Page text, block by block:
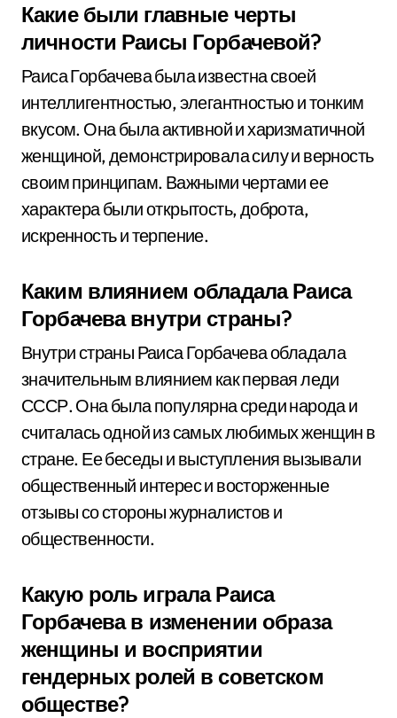
Какие были главные черты
личности Раисы Горбачевой?
Раиса Горбачева была известна своей
интеллигентностью, элегантностью и тонким
вкусом. Она была активной и харизматичной
женщиной, демонстрировала силу и верность
своим принципам. Важными чертами ее
характера были открытость, доброта,
искренность и терпение.
Каким влиянием обладала Раиса
Горбачева внутри страны?
Внутри страны Раиса Горбачева обладала
значительным влиянием как первая леди
СССР. Она была популярна среди народа и
считалась одной из самых любимых женщин в
стране. Ее беседы и выступления вызывали
общественный интерес и восторженные
отзывы со стороны журналистов и
общественности.
Какую роль играла Раиса
Горбачева в изменении образа
женщины и восприятии
гендерных ролей в советском
обществе?